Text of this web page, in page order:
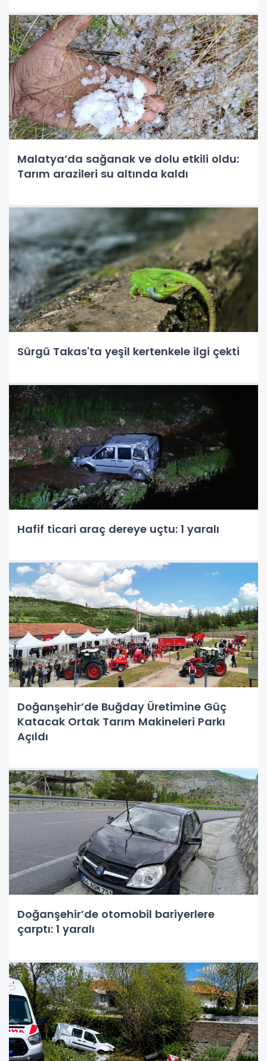
Malatya’da sağanak ve dolu etkili oldu:
Tarım arazileri su altında kaldı
Sürgü Takas'ta yeşil kertenkele ilgi çekti
Hafif ticari araç dereye uçtu: 1 yaralı
Doğanşehir’de Buğday Üretimine Güç
Katacak Ortak Tarım Makineleri Parkı
Açıldı
Doğanşehir’de otomobil bariyerlere
çarptı: 1 yaralı